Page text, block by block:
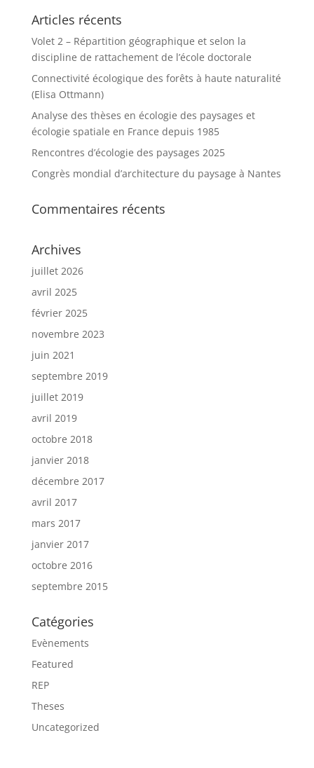
Articles récents
Volet 2 – Répartition géographique et selon la
discipline de rattachement de l’école doctorale
Connectivité écologique des forêts à haute naturalité
(Elisa Ottmann)
Analyse des thèses en écologie des paysages et
écologie spatiale en France depuis 1985
Rencontres d’écologie des paysages 2025
Congrès mondial d’architecture du paysage à Nantes
Commentaires récents
Archives
juillet 2026
avril 2025
février 2025
novembre 2023
juin 2021
septembre 2019
juillet 2019
avril 2019
octobre 2018
janvier 2018
décembre 2017
avril 2017
mars 2017
janvier 2017
octobre 2016
septembre 2015
Catégories
Evènements
Featured
REP
Theses
Uncategorized